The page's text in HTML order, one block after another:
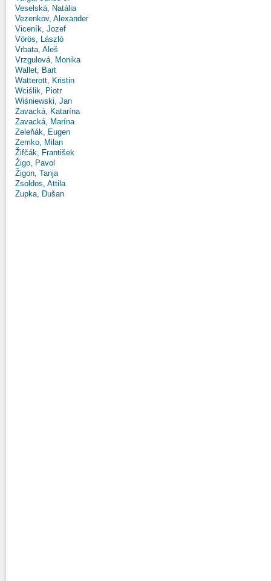
Veselská, Natália
Vezenkov, Alexander
Viceník, Jozef
Vörös, László
Vrbata, Aleš
Vrzgulová, Monika
Wallet, Bart
Watterott, Kristin
Wciślik, Piotr
Wiśniewski, Jan
Zavacká, Katarína
Zavacká, Marína
Zeleňák, Eugen
Zemko, Milan
Žifčák, František
Žigo, Pavol
Žigon, Tanja
Zsoldos, Attila
Zupka, Dušan